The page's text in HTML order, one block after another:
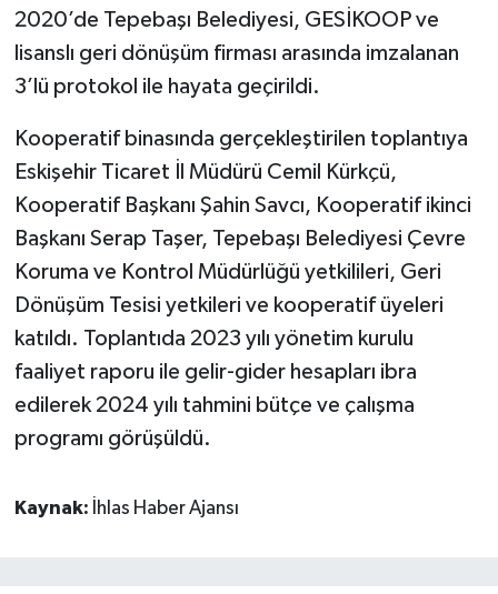
2020’de Tepebaşı Belediyesi, GESİKOOP ve
lisanslı geri dönüşüm firması arasında imzalanan
3’lü protokol ile hayata geçirildi.
Kooperatif binasında gerçekleştirilen toplantıya
Eskişehir Ticaret İl Müdürü Cemil Kürkçü,
Kooperatif Başkanı Şahin Savcı, Kooperatif ikinci
Başkanı Serap Taşer, Tepebaşı Belediyesi Çevre
Koruma ve Kontrol Müdürlüğü yetkilileri, Geri
Dönüşüm Tesisi yetkileri ve kooperatif üyeleri
katıldı. Toplantıda 2023 yılı yönetim kurulu
faaliyet raporu ile gelir-gider hesapları ibra
edilerek 2024 yılı tahmini bütçe ve çalışma
programı görüşüldü.
Kaynak: İhlas Haber Ajansı